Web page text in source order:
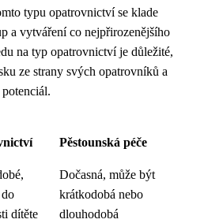
typu opatrovnictví se klade
a vytváření co nejpřirozenějšího
na typ opatrovnictví je důležité,
ze strany svých opatrovníků a
Pěstounská péče
dítěte
Dočasná, může být
krátkodobá nebo
dlouhodobá